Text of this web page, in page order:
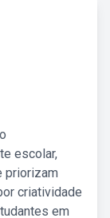
escolar,
priorizam
criatividade
em